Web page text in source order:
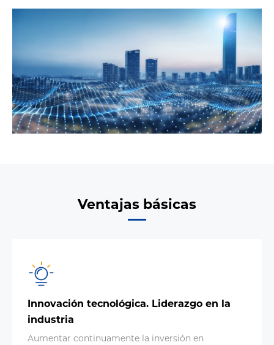
Ventajas básicas
Innovación tecnológica. Liderazgo en la
industria
Aumentar continuamente la inversión en